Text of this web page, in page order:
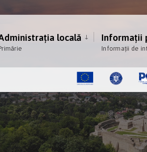
locală Informații
Informații de